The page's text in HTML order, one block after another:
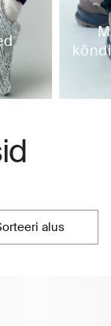
sorteeri alus